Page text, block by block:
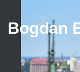
Bogdan